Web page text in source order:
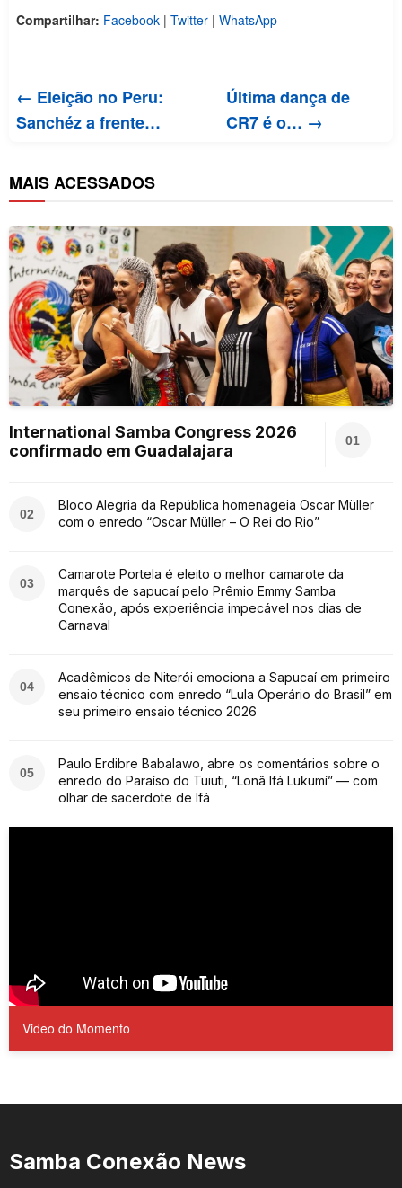
Compartilhar: Facebook | Twitter | WhatsApp
← Eleição no Peru:
Sanchéz a frente…
Última dança de
CR7 é o… →
MAIS ACESSADOS
International Samba Congress 2026
confirmado em Guadalajara
01
02
Bloco Alegria da República homenageia Oscar Müller
com o enredo “Oscar Müller – O Rei do Rio”
03
Camarote Portela é eleito o melhor camarote da
marquês de sapucaí pelo Prêmio Emmy Samba
Conexão, após experiência impecável nos dias de
Carnaval
04
Acadêmicos de Niterói emociona a Sapucaí em primeiro
ensaio técnico com enredo “Lula Operário do Brasil” em
seu primeiro ensaio técnico 2026
05
Paulo Erdibre Babalawo, abre os comentários sobre o
enredo do Paraíso do Tuiuti, “Lonã Ifá Lukumí” — com
olhar de sacerdote de Ifá
Video do Momento
Samba Conexão News